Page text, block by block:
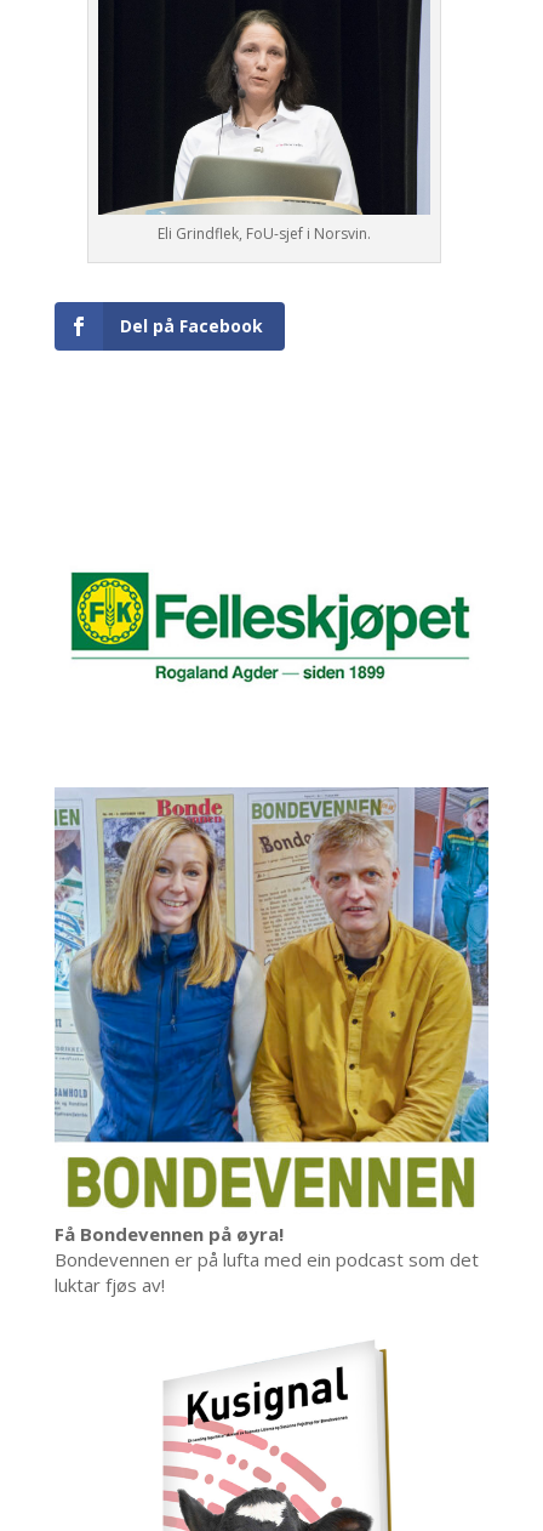
Eli Grindflek, FoU-sjef i Norsvin.
Del på Facebook
Få Bondevennen på øyra!
Bondevennen er på lufta med ein podcast som det
luktar fjøs av!